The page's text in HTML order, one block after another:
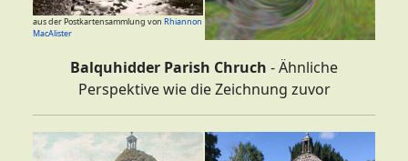
aus der Postkartensammlung von Rhiannon
MacAlister
Balquhidder Parish Chruch - Ähnliche
Perspektive wie die Zeichnung zuvor